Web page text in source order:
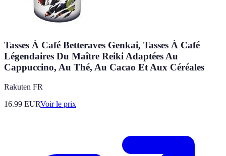
Tasses À Café Betteraves Genkai, Tasses À Café
Légendaires Du Maître Reiki Adaptées Au
Cappuccino, Au Thé, Au Cacao Et Aux Céréales
Rakuten FR
16.99 EURVoir le prix